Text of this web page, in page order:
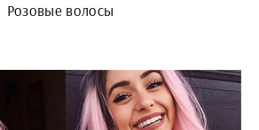
Розовые волосы